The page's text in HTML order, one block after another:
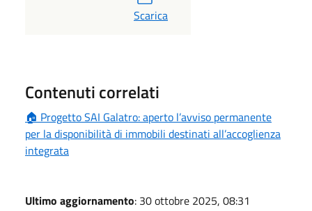
PDF
Scarica
Contenuti correlati
🏠 Progetto SAI Galatro: aperto l’avviso permanente
per la disponibilità di immobili destinati all’accoglienza
integrata
Ultimo aggiornamento: 30 ottobre 2025, 08:31